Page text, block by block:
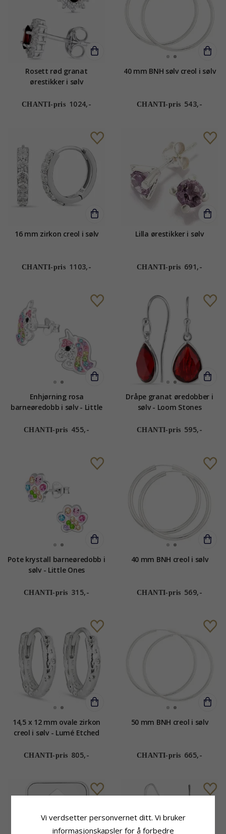
Rosett rød granat
ørestikker i sølv
CHANTI-pris 1024,-
40 mm BNH sølv creol i sølv
CHANTI-pris 543,-
16 mm zirkon creol i sølv
CHANTI-pris 1103,-
Lilla ørestikker i sølv
CHANTI-pris 691,-
Enhjørning rosa
barneøredobb i sølv - Little
CHANTI-pris 455,-
Dråpe granat øredobber i
sølv - Loom Stones
CHANTI-pris 595,-
Pote krystall barneøredobb i
sølv - Little Ones
CHANTI-pris 315,-
40 mm BNH creol i sølv
CHANTI-pris 569,-
14,5 x 12 mm ovale zirkon
creol i sølv - Lumé Etched
CHANTI-pris 805,-
50 mm BNH creol i sølv
CHANTI-pris 665,-
Vi verdsetter personvernet ditt. Vi bruker
informasjonskapsler for å forbedre